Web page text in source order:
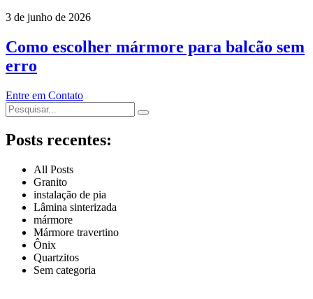
3 de junho de 2026
Como escolher mármore para balcão sem
erro
Entre em Contato
Posts recentes:
All Posts
Granito
instalação de pia
Lâmina sinterizada
mármore
Mármore travertino
Ônix
Quartzitos
Sem categoria